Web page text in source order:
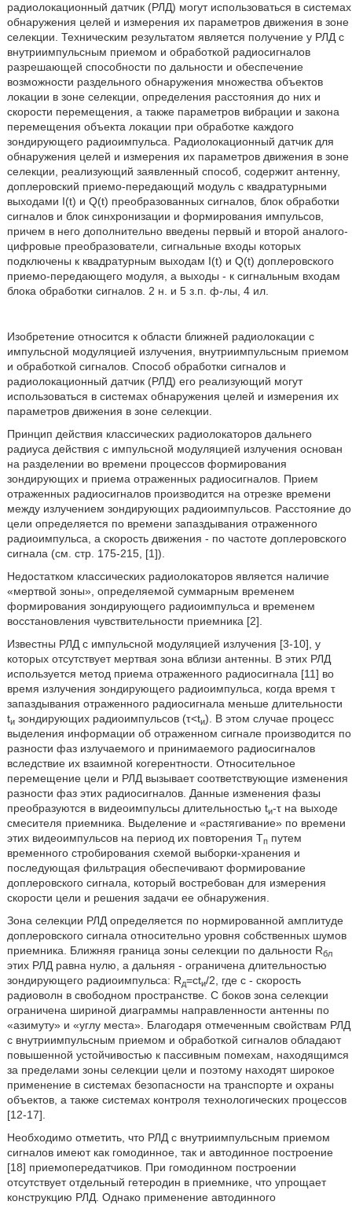
радиолокационный датчик (РЛД) могут использоваться в системах
обнаружения целей и измерения их параметров движения в зоне
селекции. Техническим результатом является получение у РЛД с
внутриимпульсным приемом и обработкой радиосигналов
разрешающей способности по дальности и обеспечение
возможности раздельного обнаружения множества объектов
локации в зоне селекции, определения расстояния до них и
скорости перемещения, а также параметров вибрации и закона
перемещения объекта локации при обработке каждого
зондирующего радиоимпульса. Радиолокационный датчик для
обнаружения целей и измерения их параметров движения в зоне
селекции, реализующий заявленный способ, содержит антенну,
доплеровский приемо-передающий модуль с квадратурными
выходами I(t) и Q(t) преобразованных сигналов, блок обработки
сигналов и блок синхронизации и формирования импульсов,
причем в него дополнительно введены первый и второй аналого-
цифровые преобразователи, сигнальные входы которых
подключены к квадратурным выходам I(t) и Q(t) доплеровского
приемо-передающего модуля, а выходы - к сигнальным входам
блока обработки сигналов. 2 н. и 5 з.п. ф-лы, 4 ил.
Изобретение относится к области ближней радиолокации с
импульсной модуляцией излучения, внутриимпульсным приемом
и обработкой сигналов. Способ обработки сигналов и
радиолокационный датчик (РЛД) его реализующий могут
использоваться в системах обнаружения целей и измерения их
параметров движения в зоне селекции.
Принцип действия классических радиолокаторов дальнего
радиуса действия с импульсной модуляцией излучения основан
на разделении во времени процессов формирования
зондирующих и приема отраженных радиосигналов. Прием
отраженных радиосигналов производится на отрезке времени
между излучением зондирующих радиоимпульсов. Расстояние до
цели определяется по времени запаздывания отраженного
радиоимпульса, а скорость движения - по частоте доплеровского
сигнала (см. стр. 175-215, [1]).
Недостатком классических радиолокаторов является наличие
«мертвой зоны», определяемой суммарным временем
формирования зондирующего радиоимпульса и временем
восстановления чувствительности приемника [2].
Известны РЛД с импульсной модуляцией излучения [3-10], у
которых отсутствует мертвая зона вблизи антенны. В этих РЛД
используется метод приема отраженного радиосигнала [11] во
время излучения зондирующего радиоимпульса, когда время τ
запаздывания отраженного радиосигнала меньше длительности
tизондирующих радиоимпульсов (τ<tи). В этом случае процесс
выделения информации об отраженном сигнале производится по
разности фаз излучаемого и принимаемого радиосигналов
вследствие их взаимной когерентности. Относительное
перемещение цели и РЛД вызывает соответствующие изменения
разности фаз этих радиосигналов. Данные изменения фазы
преобразуются в видеоимпульсы длительностью tи-τ на выходе
смесителя приемника. Выделение и «растягивание» по времени
этих видеоимпульсов на период их повторения Тппутем
временного стробирования схемой выборки-хранения и
последующая фильтрация обеспечивают формирование
доплеровского сигнала, который востребован для измерения
скорости цели и решения задачи ее обнаружения.
Зона селекции РЛД определяется по нормированной амплитуде
доплеровского сигнала относительно уровня собственных шумов
приемника. Ближняя граница зоны селекции по дальности Rбл
этих РЛД равна нулю, а дальняя - ограничена длительностью
зондирующего радиоимпульса: Rд=ctи/2, где с - скорость
радиоволн в свободном пространстве. С боков зона селекции
ограничена шириной диаграммы направленности антенны по
«азимуту» и «углу места». Благодаря отмеченным свойствам РЛД
с внутриимпульсным приемом и обработкой сигналов обладают
повышенной устойчивостью к пассивным помехам, находящимся
за пределами зоны селекции цели и поэтому находят широкое
применение в системах безопасности на транспорте и охраны
объектов, а также системах контроля технологических процессов
[12-17].
Необходимо отметить, что РЛД с внутриимпульсным приемом
сигналов имеют как гомодинное, так и автодинное построение
[18] приемопередатчиков. При гомодинном построении
отсутствует отдельный гетеродин в приемнике, что упрощает
конструкцию РЛД. Однако применение автодинного